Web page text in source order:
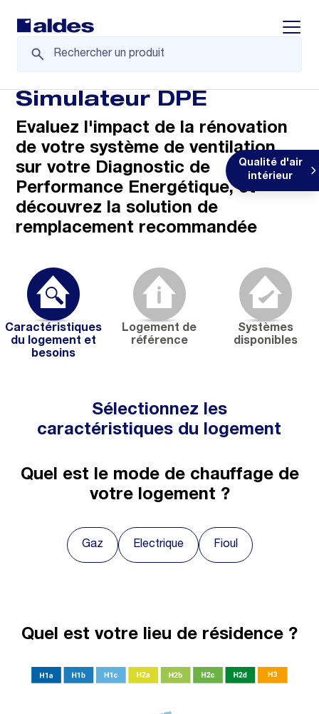
Qualité d'air
intérieur
Simulateur DPE
Evaluez l'impact de la rénovation
de votre système de ventilation
sur votre Diagnostic de
Performance Energétique, et
découvrez la solution de
remplacement recommandée
Caractéristiques
du logement et
besoins
Logement de
référence
Systèmes
disponibles
Sélectionnez les
caractéristiques du logement
Quel est le mode de chauffage de
votre logement ?
Gaz Electrique Fioul
Quel est votre lieu de résidence ?